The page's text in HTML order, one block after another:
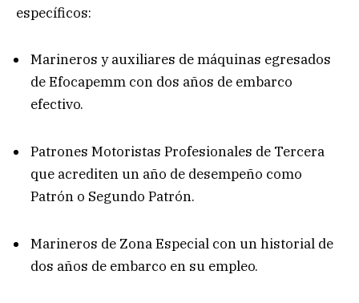
específicos:
Marineros y auxiliares de máquinas egresados
de Efocapemm con dos años de embarco
efectivo.
Patrones Motoristas Profesionales de Tercera
que acrediten un año de desempeño como
Patrón o Segundo Patrón.
Marineros de Zona Especial con un historial de
dos años de embarco en su empleo.